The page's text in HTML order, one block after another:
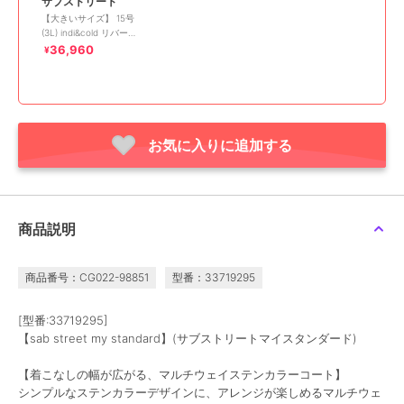
【大きいサイズ】 15号
(3L) indi&cold リバーシ
ブルステンカラーコート
¥36,960
お気に入りに追加する
商品説明
商品番号：CG022-98851 型番：33719295
[型番:33719295]
【sab street my standard】(サブストリートマイスタンダード)
【着こなしの幅が広がる、マルチウェイステンカラーコート】
シンプルなステンカラーデザインに、アレンジが楽しめるマルチウェ